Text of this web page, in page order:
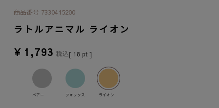
商品番号 7330415200
ラトルアニマル ライオン
¥ 1,793 税込[ 18 pt ]
ベアー フォックス ライオン